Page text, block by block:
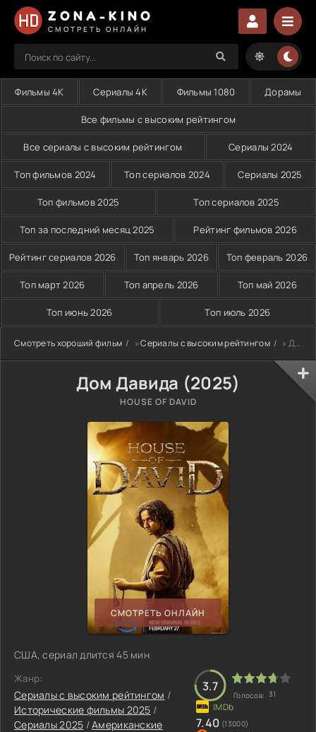
ZONA-KINO
СМОТРЕТЬ ОНЛАЙН
Фильмы 4K Сериалы 4K Фильмы 1080 Дорамы
Все фильмы с высоким рейтингом
Все сериалы с высоким рейтингом Сериалы 2024
Топ фильмов 2024 Топ сериалов 2024 Сериалы 2025
Топ фильмов 2025 Топ сериалов 2025
Топ за последний месяц 2025 Рейтинг фильмов 2026
Рейтинг сериалов 2026 Топ январь 2026 Топ февраль 2026
Топ март 2026 Топ апрель 2026 Топ май 2026
Топ июнь 2026 Топ июль 2026
Смотреть хороший фильм »Сериалы с высоким рейтингом » Дом Давида (2025)
Дом Давида (2025)
HOUSE OF DAVID
СМОТРЕТЬ ОНЛАЙН
США, сериал длится 45 мин
Жанр:
Сериалы с высоким рейтингом /
Исторические фильмы 2025 /
Сериалы 2025 /Американские
3.7
Голосов: 31
7.40 (13000)